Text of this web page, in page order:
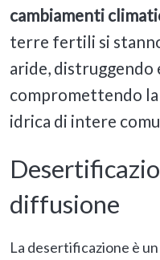
cambiamenti
terre fertili si
aride, distruggendo
compromettendo
idrica di intere
diffusione
La desertificazione è un